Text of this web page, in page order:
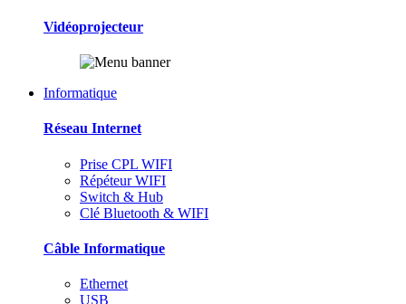
Vidéoprojecteur
Informatique
Réseau Internet
Prise CPL WIFI
Répéteur WIFI
Switch & Hub
Clé Bluetooth & WIFI
Câble Informatique
Ethernet
USB